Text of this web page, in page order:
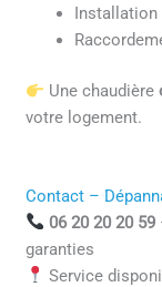
Installation
Une chaudière
votre logement.
Contact –
06 20 20 20 59
garanties
Service